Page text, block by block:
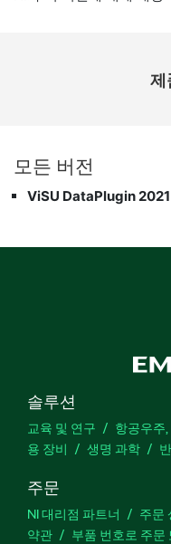
제
모든 버전
ViSU DataPlugin
솔루션
교육 및 연구 항공우주
용 장비
생명 과학
주문
NI 대리점 파트너 주문
약관
부품 번호로 주문